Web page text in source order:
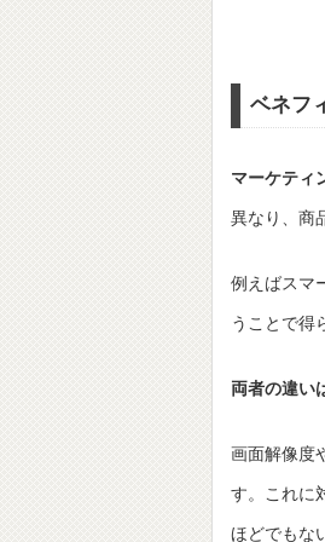
ベネフ
マーケティ
異なり、商
例えばスマ
うことで得
両者の違い
画面解像度
す。これに
ほどでもな